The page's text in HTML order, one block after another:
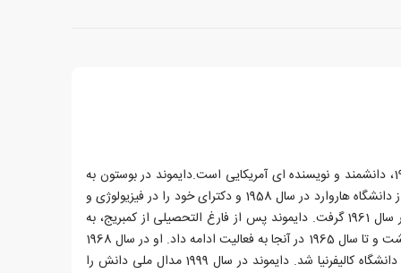
جرد دایموند، زاده ی 10 سپتامبر 1937، دانشمند و نویسنده ای آمریکایی است.دایموند در بوستون به
دنیا آمد. او مدرک کارشناسی خود را از دانشگاه هاروارد در سال 1958 و دکترای خود را در فیزیولوژی و
بیوفیزیک غشاء از دانشگاه کمبریج در سال 1961 گرفت. دایموند پس از فارغ التحصیلی از کمبریج، به
عنوان محقق به دانشگاه هاروارد بازگشت و تا سال 1965 در آنجا به فعالیت ادامه داد. او در سال 1968
استاد فیزیولوژی دانشکده ی پزشکی دانشگاه کالیفرنیا شد. دایموند در سال 1999 مدال ملی دانش را